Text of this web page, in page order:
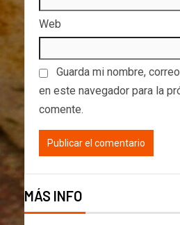
Web
Guarda mi nombre,
en este navegador para la
comente.
MÁS INFO